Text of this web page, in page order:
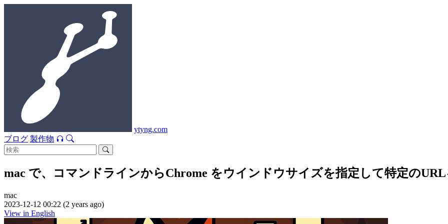
ytyng.com
ブログ 製作物
mac で、コマンドラインからChrome をウインドウサイズを指定して特定の
mac
2023-12-12 00:22 (2 years ago)
View in English